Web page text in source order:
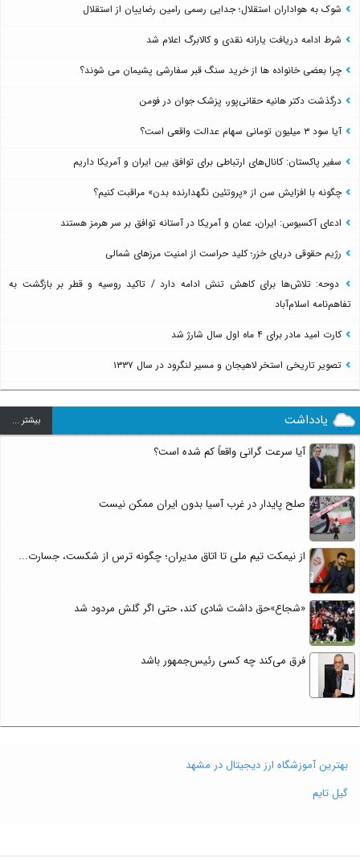
شوک به هواداران استقلال؛ جدایی رسمی رامین رضاییان از استقلال
شرط ادامه دریافت یارانه نقدی و کالابرگ اعلام شد
چرا بعضی خانواده ها از خرید سنگ قبر سفارشی پشیمان می شوند؟
درگذشت دکتر هانیه حقانی‌پور، پزشک جوان در فومن
آیا سود ۳ میلیون تومانی سهام عدالت واقعی است؟
سفیر پاکستان: کانال‌های ارتباطی برای توافق بین ایران و آمریکا داریم
چگونه با افزایش سن از «پروتئین نگهدارنده بدن» مراقبت کنیم؟
ادعای آکسیوس: ایران، عمان و آمریکا در آستانه توافق بر سر هرمز هستند
رژیم حقوقی دریای خزر؛ کلید حراست از امنیت مرزهای شمالی
دوحه: تلاش‌ها برای کاهش تنش ادامه دارد / تاکید روسیه و قطر بر بازگشت به
تفاهم‌نامه اسلام‌آباد
کارت امید مادر برای ۴ ماه اول سال شارژ شد
تصویر تاریخی استخر لاهیجان و مسیر لنگرود در سال ۱۳۳۷
یادداشت بيشتر ...
آیا سرعت گرانی واقعاً کم شده است؟
صلح پایدار در غرب آسیا بدون ایران ممکن نیست
از نیمکت تیم ملی تا اتاق مدیران؛ چگونه ترس از شکست، جسارت...
«شجاع»حق داشت شادی کند، حتی اگر گلش مردود شد
فرق می‌کند چه کسی رئیس‌جمهور باشد
بهترین آموزشگاه ارز دیجیتال در مشهد
گیل تایم